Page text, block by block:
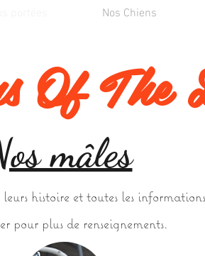
Nos Chiens
Of The
mâles
histoire et toutes les
pour plus de renseignements.